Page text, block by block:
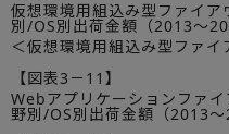
仮想環境用組込み型ファイ
別/OS別出荷金額（2013～
＜仮想環境用組込み型ファイ
【図表3－11】
Webアプリケーションファ
野別/OS別出荷金額（2013～